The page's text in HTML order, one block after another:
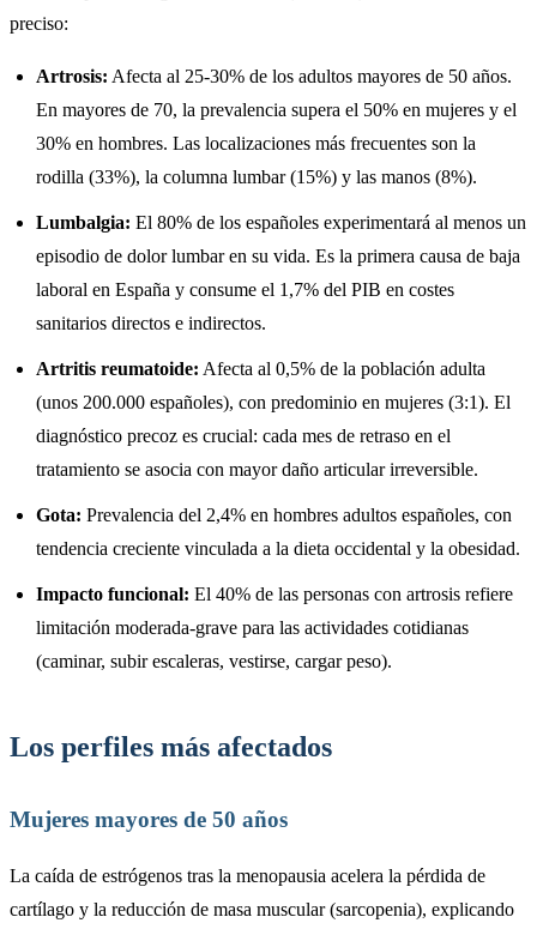
preciso:
Artrosis: Afecta al 25-30% de los adultos mayores de 50 años.
En mayores de 70, la prevalencia supera el 50% en mujeres y el
30% en hombres. Las localizaciones más frecuentes son la
rodilla (33%), la columna lumbar (15%) y las manos (8%).
Lumbalgia: El 80% de los españoles experimentará al menos un
episodio de dolor lumbar en su vida. Es la primera causa de baja
laboral en España y consume el 1,7% del PIB en costes
sanitarios directos e indirectos.
Artritis reumatoide: Afecta al 0,5% de la población adulta
(unos 200.000 españoles), con predominio en mujeres (3:1). El
diagnóstico precoz es crucial: cada mes de retraso en el
tratamiento se asocia con mayor daño articular irreversible.
Gota: Prevalencia del 2,4% en hombres adultos españoles, con
tendencia creciente vinculada a la dieta occidental y la obesidad.
Impacto funcional: El 40% de las personas con artrosis refiere
limitación moderada-grave para las actividades cotidianas
(caminar, subir escaleras, vestirse, cargar peso).
Los perfiles más afectados
Mujeres mayores de 50 años
La caída de estrógenos tras la menopausia acelera la pérdida de
cartílago y la reducción de masa muscular (sarcopenia), explicando